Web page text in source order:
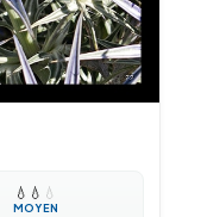
💧 💧 💧
MOYEN